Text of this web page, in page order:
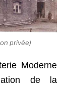
privée)
Moderne
de la